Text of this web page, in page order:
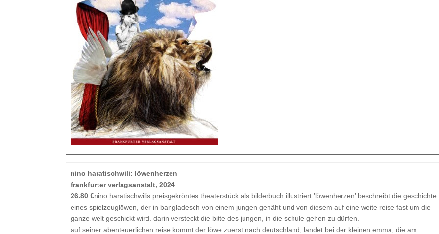
nino haratischwili: löwenherzen
frankfurter verlagsanstalt, 2024
26.80 €nino haratischwilis preisgekröntes theaterstück als bilderbuch illustriert.’löwenherzen’ beschreibt die geschichte
eines spielzeuglöwen, der in bangladesch von einem jungen genäht und von diesem auf eine weite reise fast um die
ganze welt geschickt wird. darin versteckt die bitte des jungen, in die schule gehen zu dürfen.
auf seiner abenteuerlichen reise kommt der löwe zuerst nach deutschland, landet bei der kleinen emma, die am